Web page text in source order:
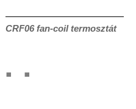
CRF06 fan-coil termosztát